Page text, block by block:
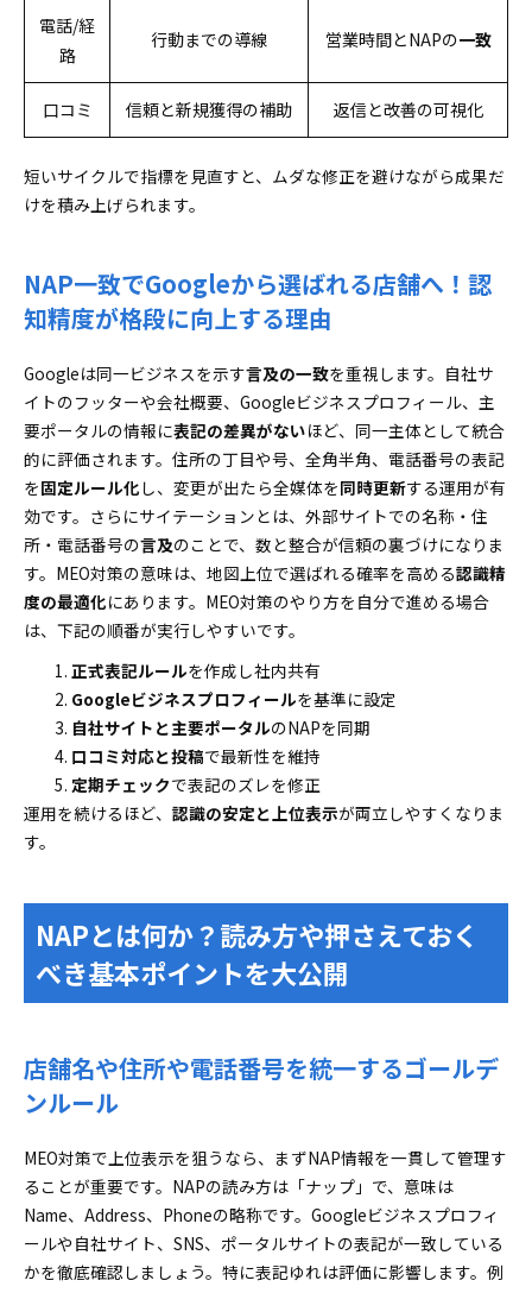
電話/経
路
行動までの導線 営業時間とNAPの一致
口コミ 信頼と新規獲得の補助 返信と改善の可視化
短いサイクルで指標を見直すと、ムダな修正を避けながら成果だ
けを積み上げられます。
NAP一致でGoogleから選ばれる店舗へ！認
知精度が格段に向上する理由
Googleは同一ビジネスを示す言及の一致を重視します。自社サ
イトのフッターや会社概要、Googleビジネスプロフィール、主
要ポータルの情報に表記の差異がないほど、同一主体として統合
的に評価されます。住所の丁目や号、全角半角、電話番号の表記
を固定ルール化 し、変更が出たら全媒体を同時更新する運用が有
効です。さらにサイテーションとは、外部サイトでの名称・住
所・電話番号の言及のことで、数と整合が信頼の裏づけになりま
す。MEO対策の意味は、地図上位で選ばれる確率を高める認識精
度の最適化にあります。MEO対策のやり方を自分で進める場合
は、下記の順番が実行しやすいです。
正式表記ルールを作成し社内共有
Googleビジネスプロフィールを基準に設定
自社サイトと主要ポータルのNAPを同期
口コミ対応と投稿で最新性を維持
定期チェックで表記のズレを修正
運用を続けるほど、 認識の安定と上位表示が両立しやすくなりま
す。
NAPとは何か？読み方や押さえておく
べき基本ポイントを大公開
店舗名や住所や電話番号を統一するゴールデ
ンルール
MEO対策で上位表示を狙うなら、まずNAP情報を一貫して管理す
ることが重要です。NAPの読み方は「ナップ」で、意味は
Name、Address、Phoneの略称です。Googleビジネスプロフィ
ールや自社サイト、SNS、ポータルサイトの表記が一致している
かを徹底確認しましょう。特に表記ゆれは評価に影響します。例